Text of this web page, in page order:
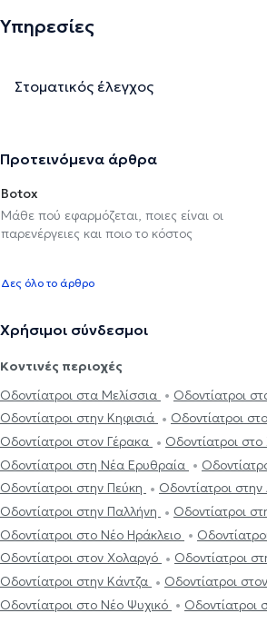
Υπηρεσίες
Στοματικός έλεγχος
Προτεινόμενα άρθρα
Botox
Μάθε πού εφαρμόζεται, ποιες είναι οι
παρενέργειες και ποιο το κόστος
Δες όλο το άρθρο
Χρήσιμοι σύνδεσμοι
Κοντινές περιοχές
Οδοντίατροι στα Μελίσσια
Οδοντίατροι
Οδοντίατροι στην Κηφισιά
Οδοντίατροι
Οδοντίατροι στον Γέρακα
Οδοντίατροι
Οδοντίατροι στη Νέα Ερυθραία
Οδοντίατροι στην Πεύκη
Οδοντίατροι
Οδοντίατροι στην Παλλήνη
Οδοντίατροι
Οδοντίατροι στο Νέο Ηράκλειο
Οδοντίατροι στον Χολαργό
Οδοντίατροι
Οδοντίατροι στην Κάντζα
Οδοντίατροι
Οδοντίατροι στο Νέο Ψυχικό
Οδοντίατροι